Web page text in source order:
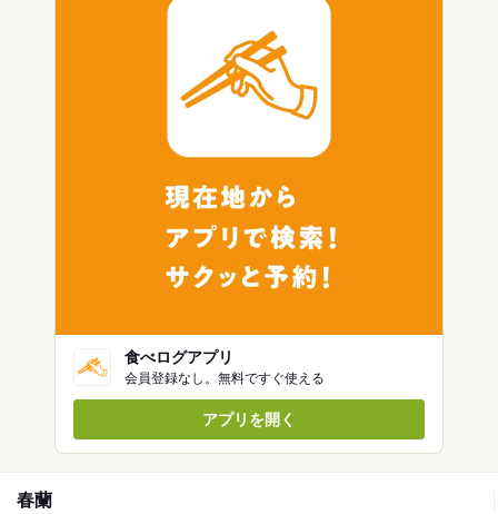
食べログアプリ
会員登録なし。無料ですぐ使える
アプリを開く
春蘭